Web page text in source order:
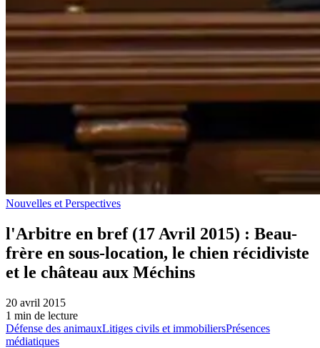
Nouvelles et Perspectives
l'Arbitre en bref (17 Avril 2015) : Beau-
frère en sous-location, le chien récidiviste
et le château aux Méchins
20 avril 2015
1 min de lecture
Défense des animauxLitiges civils et immobiliersPrésences
médiatiques